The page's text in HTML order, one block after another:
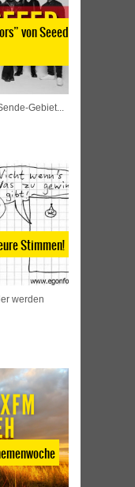
von Seeed |
Gebiet...
Stimmen!
werden